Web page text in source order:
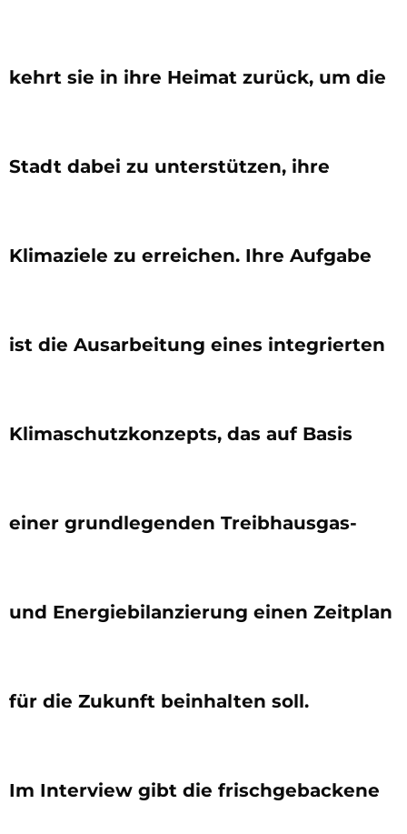
kehrt sie in ihre Heimat zurück, um die
Stadt dabei zu unterstützen, ihre
Klimaziele zu erreichen. Ihre Aufgabe
ist die Ausarbeitung eines integrierten
Klimaschutzkonzepts, das auf Basis
einer grundlegenden Treibhausgas-
und Energiebilanzierung einen Zeitplan
für die Zukunft beinhalten soll.
Im Interview gibt die frischgebackene